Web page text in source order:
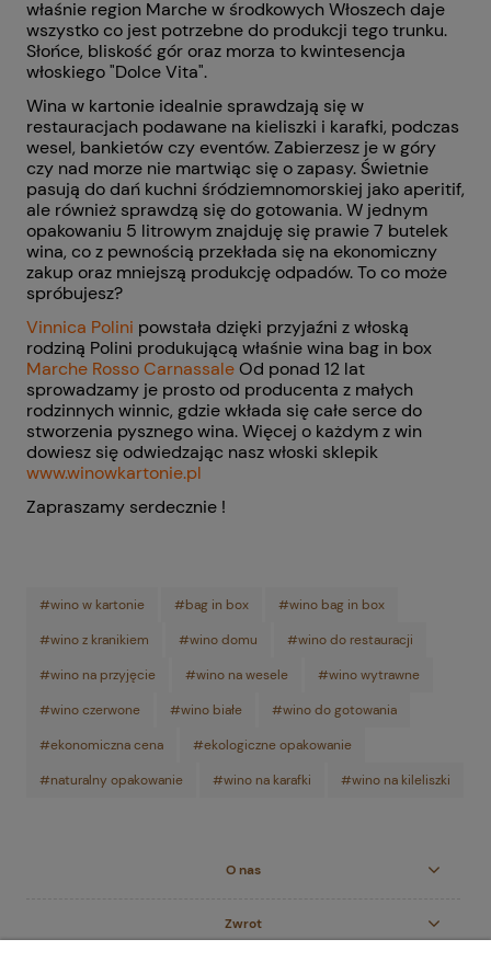
właśnie region Marche w środkowych Włoszech daje
wszystko co jest potrzebne do produkcji tego trunku.
Słońce, bliskość gór oraz morza to kwintesencja
włoskiego "Dolce Vita".
Wina w kartonie idealnie sprawdzają się w
restauracjach podawane na kieliszki i karafki, podczas
wesel, bankietów czy eventów. Zabierzesz je w góry
czy nad morze nie martwiąc się o zapasy. Świetnie
pasują do dań kuchni śródziemnomorskiej jako aperitif,
ale również sprawdzą się do gotowania. W jednym
opakowaniu 5 litrowym znajduję się prawie 7 butelek
wina, co z pewnością przekłada się na ekonomiczny
zakup oraz mniejszą produkcję odpadów. To co może
spróbujesz?
Vinnica Polini powstała dzięki przyjaźni z włoską
rodziną Polini produkującą właśnie wina bag in box
Marche Rosso CarnassaleOd ponad 12 lat
sprowadzamy je prosto od producenta z małych
rodzinnych winnic, gdzie wkłada się całe serce do
stworzenia pysznego wina. Więcej o każdym z win
dowiesz się odwiedzając nasz włoski sklepik
www.winowkartonie.pl
Zapraszamy serdecznie !
#wino w kartonie #bag in box
#wino bag in box
#wino z kranikiem
#wino domu
#wino do restauracji
#wino na przyjęcie
#wino na wesele
#wino wytrawne
#wino czerwone
#wino białe
#wino do gotowania
#ekonomiczna cena
#ekologiczne opakowanie
#naturalny opakowanie
#wino na karafki #wino na kileliszki
O nas
Zwrot